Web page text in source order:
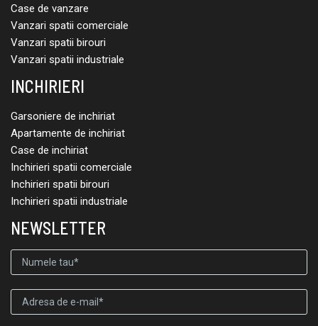
Case de vanzare
Vanzari spatii comerciale
Vanzari spatii birouri
Vanzari spatii industriale
INCHIRIERI
Garsoniere de inchiriat
Apartamente de inchiriat
Case de inchiriat
Inchirieri spatii comerciale
Inchirieri spatii birouri
Inchirieri spatii industriale
NEWSLETTER